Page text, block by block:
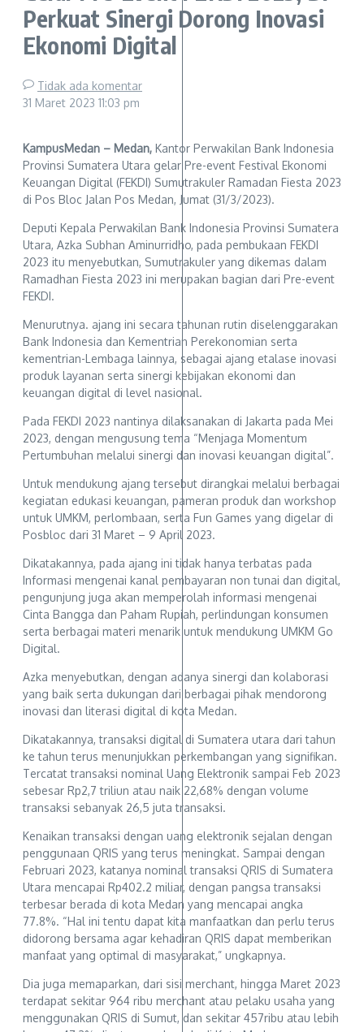
Perkuat Sinergi Dorong Inovasi
Ekonomi Digital
Tidak ada komentar
31 Maret 2023 11:03 pm
KampusMedan – Medan, Kantor Perwakilan Bank Indonesia
Provinsi Sumatera Utara gelar Pre-event Festival Ekonomi
Keuangan Digital (FEKDI) Sumutrakuler Ramadan Fiesta 2023
di Pos Bloc Jalan Pos Medan, Jumat (31/3/2023).
Deputi Kepala Perwakilan Bank Indonesia Provinsi Sumatera
Utara, Azka Subhan Aminurridho, pada pembukaan FEKDI
2023 itu menyebutkan, Sumutrakuler yang dikemas dalam
Ramadhan Fiesta 2023 ini merupakan bagian dari Pre-event
FEKDI.
Menurutnya. ajang ini secara tahunan rutin diselenggarakan
Bank Indonesia dan Kementrian Perekonomian serta
kementrian-Lembaga lainnya, sebagai ajang etalase inovasi
produk layanan serta sinergi kebijakan ekonomi dan
keuangan digital di level nasional.
Pada FEKDI 2023 nantinya dilaksanakan di Jakarta pada Mei
2023, dengan mengusung tema “Menjaga Momentum
Pertumbuhan melalui sinergi dan inovasi keuangan digital”.
Untuk mendukung ajang tersebut dirangkai melalui berbagai
kegiatan edukasi keuangan, pameran produk dan workshop
untuk UMKM, perlombaan, serta Fun Games yang digelar di
Posbloc dari 31 Maret – 9 April 2023.
Dikatakannya, pada ajang ini tidak hanya terbatas pada
Informasi mengenai kanal pembayaran non tunai dan digital,
pengunjung juga akan memperolah informasi mengenai
Cinta Bangga dan Paham Rupiah, perlindungan konsumen
serta berbagai materi menarik untuk mendukung UMKM Go
Digital.
Azka menyebutkan, dengan adanya sinergi dan kolaborasi
yang baik serta dukungan dari berbagai pihak mendorong
inovasi dan literasi digital di kota Medan.
Dikatakannya, transaksi digital di Sumatera utara dari tahun
ke tahun terus menunjukkan perkembangan yang signifikan.
Tercatat transaksi nominal Uang Elektronik sampai Feb 2023
sebesar Rp2,7 triliun atau naik 22,68% dengan volume
transaksi sebanyak 26,5 juta transaksi.
Kenaikan transaksi dengan uang elektronik sejalan dengan
penggunaan QRIS yang terus meningkat. Sampai dengan
Februari 2023, katanya nominal transaksi QRIS di Sumatera
Utara mencapai Rp402.2 miliar, dengan pangsa transaksi
terbesar berada di kota Medan yang mencapai angka
77.8%. “Hal ini tentu dapat kita manfaatkan dan perlu terus
didorong bersama agar kehadiran QRIS dapat memberikan
manfaat yang optimal di masyarakat,” ungkapnya.
Dia juga memaparkan, dari sisi merchant, hingga Maret 2023
terdapat sekitar 964 ribu merchant atau pelaku usaha yang
menggunakan QRIS di Sumut, dan sekitar 457ribu atau lebih